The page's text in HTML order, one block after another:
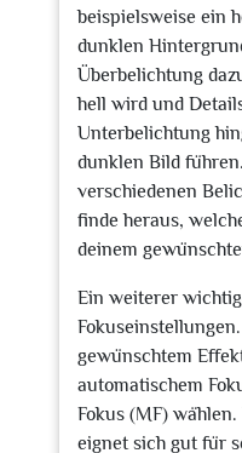
beispielsweise ein
dunklen
Überbelichtung
hell wird und
Unterbelichtung
dunklen Bild
verschiedenen
finde heraus,
deinem
Ein weiterer
gewünschtem
automatischem
Fokus (MF)
eignet sich gut für